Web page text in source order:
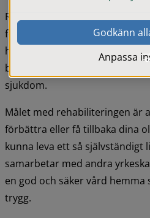
Rehabilitering innebär att du
förmågor efter en skada,
hälsotillstånd. Habilitering
bibehålla eller förbättra en
sjukdom.
Målet med rehabiliteringen är
förbättra eller få tillbaka dina
kunna leva ett så självständigt
samarbetar med andra
en god och säker vård hemma
trygg.
Godkänn
Anpassa